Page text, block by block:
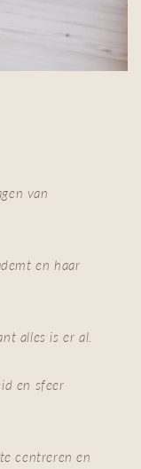
van
en haar
alles is er al.
en sfeer
centreren en